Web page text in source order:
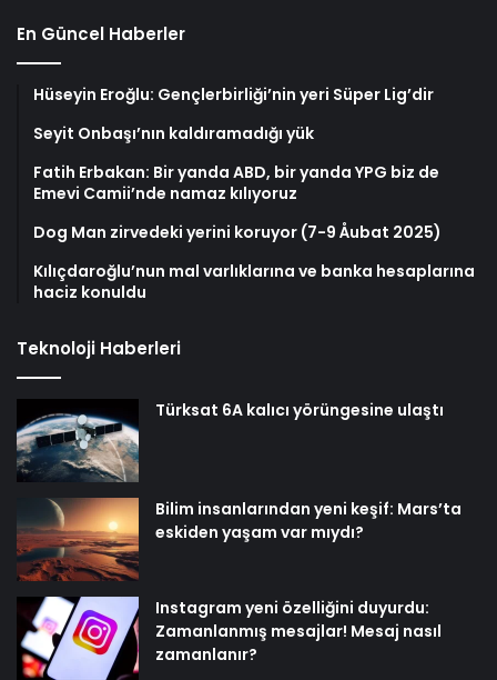
En Güncel Haberler
Hüseyin Eroğlu: Gençlerbirliği’nin yeri Süper Lig’dir
Seyit Onbaşı’nın kaldıramadığı yük
Fatih Erbakan: Bir yanda ABD, bir yanda YPG biz de
Emevi Camii’nde namaz kılıyoruz
Dog Man zirvedeki yerini koruyor (7-9 Åubat 2025)
Kılıçdaroğlu’nun mal varlıklarına ve banka hesaplarına
haciz konuldu
Teknoloji Haberleri
Türksat 6A kalıcı yörüngesine ulaştı
Bilim insanlarından yeni keşif: Mars’ta
eskiden yaşam var mıydı?
Instagram yeni özelliğini duyurdu:
Zamanlanmış mesajlar! Mesaj nasıl
zamanlanır?